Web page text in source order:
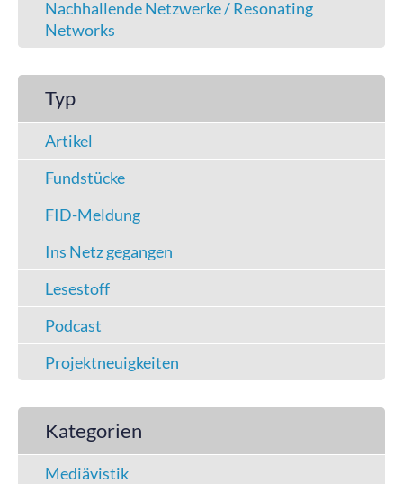
Nachhallende Netzwerke / Resonating
Networks
Typ
Artikel
Fundstücke
FID-Meldung
Ins Netz gegangen
Lesestoff
Podcast
Projektneuigkeiten
Kategorien
Mediävistik